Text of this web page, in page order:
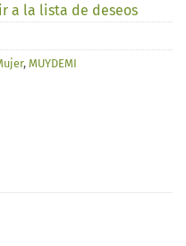
a la lista de deseos
, MUYDEMI